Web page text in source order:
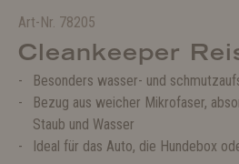
Art-Nr. 78205
Cleankeeper
Besonders wasser- und
Bezug aus weicher Mikrofaser,
Staub und Wasser
Ideal für das Auto, die Hundebox